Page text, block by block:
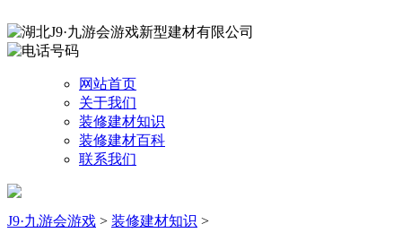
网站首页
关于我们
装修建材知识
装修建材百科
联系我们
J9·九游会游戏 > 装修建材知识 >